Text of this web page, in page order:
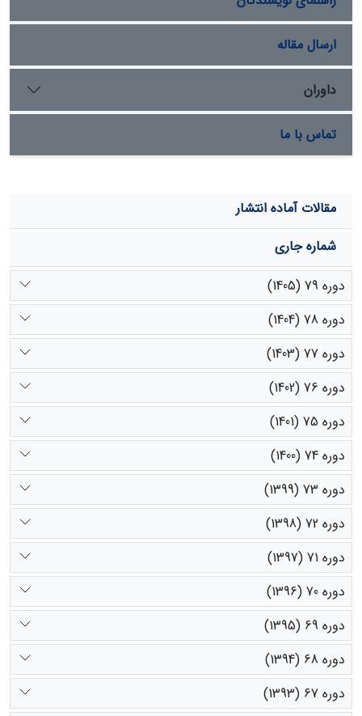
ارسال مقاله
داوران
تماس با ما
مقالات آماده انتشار
شماره جاری
دوره 79 (1405)
دوره 78 (1404)
دوره 77 (1403)
دوره 76 (1402)
دوره 75 (1401)
دوره 74 (1400)
دوره 73 (1399)
دوره 72 (1398)
دوره 71 (1397)
دوره 70 (1396)
دوره 69 (1395)
دوره 68 (1394)
دوره 67 (1393)